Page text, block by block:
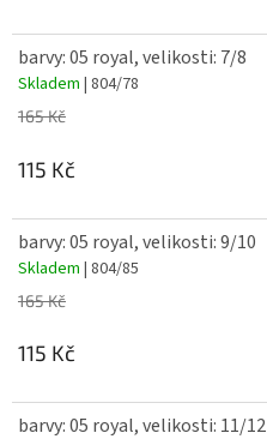
barvy: 05 royal, velikosti: 7/8
Skladem | 804/78
165 Kč
115 Kč
barvy: 05 royal, velikosti: 9/10
Skladem | 804/85
165 Kč
115 Kč
barvy: 05 royal, velikosti: 11/12